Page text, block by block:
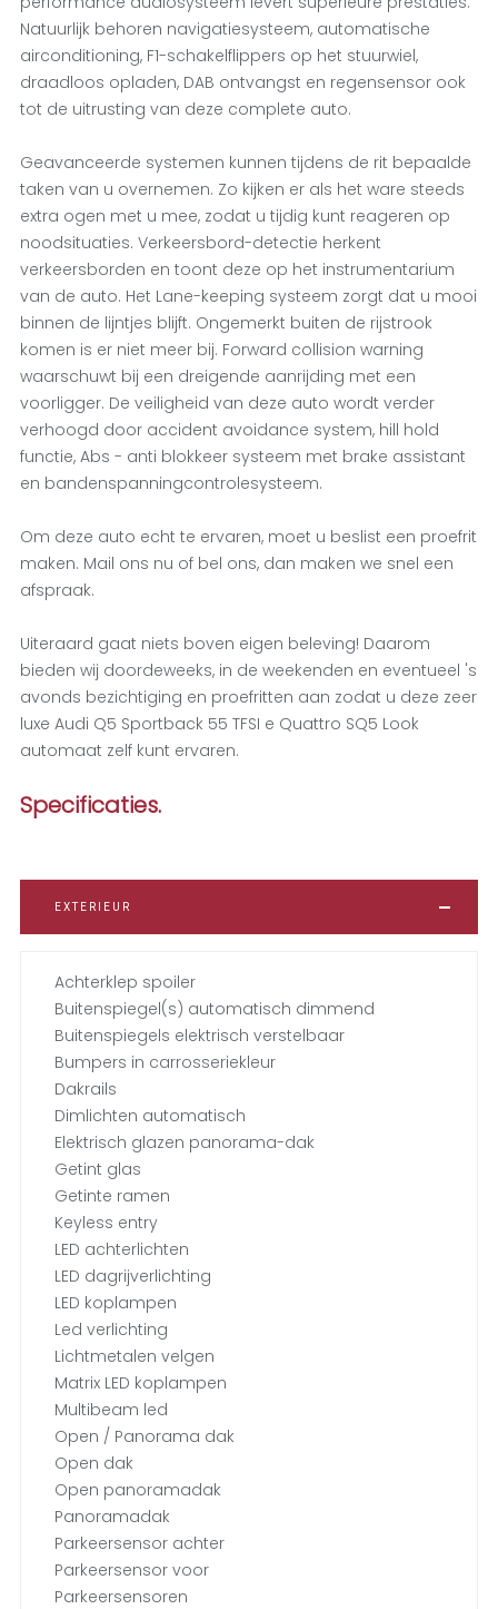
Natuurlijk behoren navigatiesysteem, automatische
airconditioning, F1-schakelflippers op het stuurwiel,
draadloos opladen, DAB ontvangst en regensensor ook
tot de uitrusting van deze complete auto.
Geavanceerde systemen kunnen tijdens de rit bepaalde
taken van u overnemen. Zo kijken er als het ware steeds
extra ogen met u mee, zodat u tijdig kunt reageren op
noodsituaties. Verkeersbord-detectie herkent
verkeersborden en toont deze op het instrumentarium
van de auto. Het Lane-keeping systeem zorgt dat u mooi
binnen de lijntjes blijft. Ongemerkt buiten de rijstrook
komen is er niet meer bij. Forward collision warning
waarschuwt bij een dreigende aanrijding met een
voorligger. De veiligheid van deze auto wordt verder
verhoogd door accident avoidance system, hill hold
functie, Abs - anti blokkeer systeem met brake assistant
en bandenspanningcontrolesysteem.
Om deze auto echt te ervaren, moet u beslist een proefrit
maken. Mail ons nu of bel ons, dan maken we snel een
afspraak.
Uiteraard gaat niets boven eigen beleving! Daarom
bieden wij doordeweeks, in de weekenden en eventueel 's
avonds bezichtiging en proefritten aan zodat u deze zeer
luxe Audi Q5 Sportback 55 TFSI e Quattro SQ5 Look
automaat zelf kunt ervaren.
Specificaties.
EXTERIEUR
Achterklep spoiler
Buitenspiegel(s) automatisch dimmend
Buitenspiegels elektrisch verstelbaar
Bumpers in carrosseriekleur
Dakrails
Dimlichten automatisch
Elektrisch glazen panorama-dak
Getint glas
Getinte ramen
Keyless entry
LED achterlichten
LED dagrijverlichting
LED koplampen
Led verlichting
Lichtmetalen velgen
Matrix LED koplampen
Multibeam led
Open / Panorama dak
Open dak
Open panoramadak
Panoramadak
Parkeersensor achter
Parkeersensor voor
Parkeersensoren